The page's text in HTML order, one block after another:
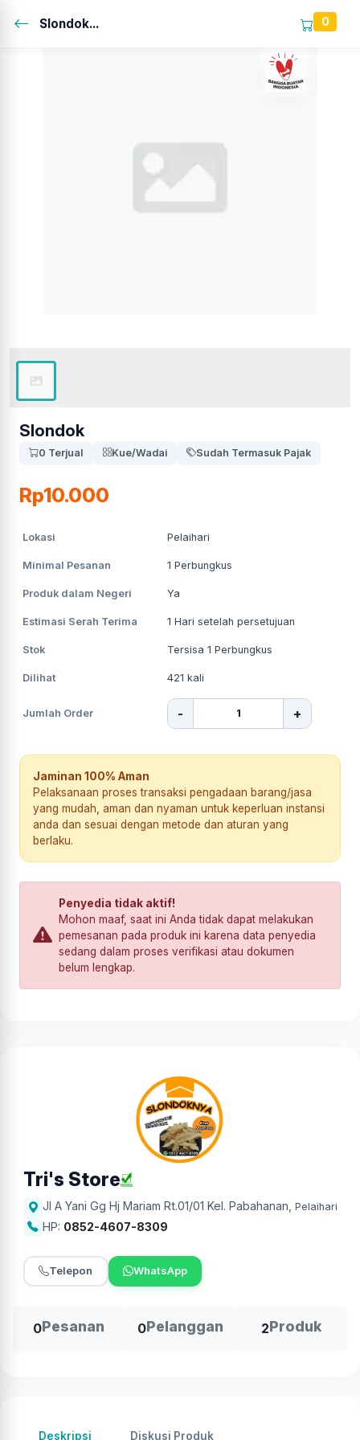
Slondok... 0
Slondok
0 Terjual Kue/Wadai Sudah Termasuk Pajak
Rp10.000
Lokasi Pelaihari
Minimal Pesanan 1 Perbungkus
Produk dalam Negeri Ya
Estimasi Serah Terima 1 Hari setelah persetujuan
Stok Tersisa 1 Perbungkus
Dilihat 421 kali
Jumlah Order - +
Jaminan 100% Aman
Pelaksanaan proses transaksi pengadaan barang/jasa
yang mudah, aman dan nyaman untuk keperluan instansi
anda dan sesuai dengan metode dan aturan yang
berlaku.
Penyedia tidak aktif!
Mohon maaf, saat ini Anda tidak dapat melakukan
pemesanan pada produk ini karena data penyedia
sedang dalam proses verifikasi atau dokumen
belum lengkap.
Tri's Store
Jl A Yani Gg Hj Mariam Rt.01/01 Kel. Pabahanan Pelaihari
HP: 0852-4607-8309
Telepon WhatsApp
0Pesanan 0Pelanggan 2Produk
Deskripsi Diskusi Produk